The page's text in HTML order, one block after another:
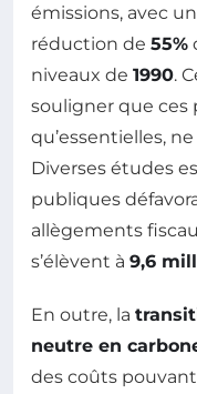
émissions, avec
réduction de 55%
niveaux de 1990.
souligner que ces
qu’essentielles,
Diverses études
publiques
allègements
s’élèvent à 9,6
En outre, la
neutre en
des coûts